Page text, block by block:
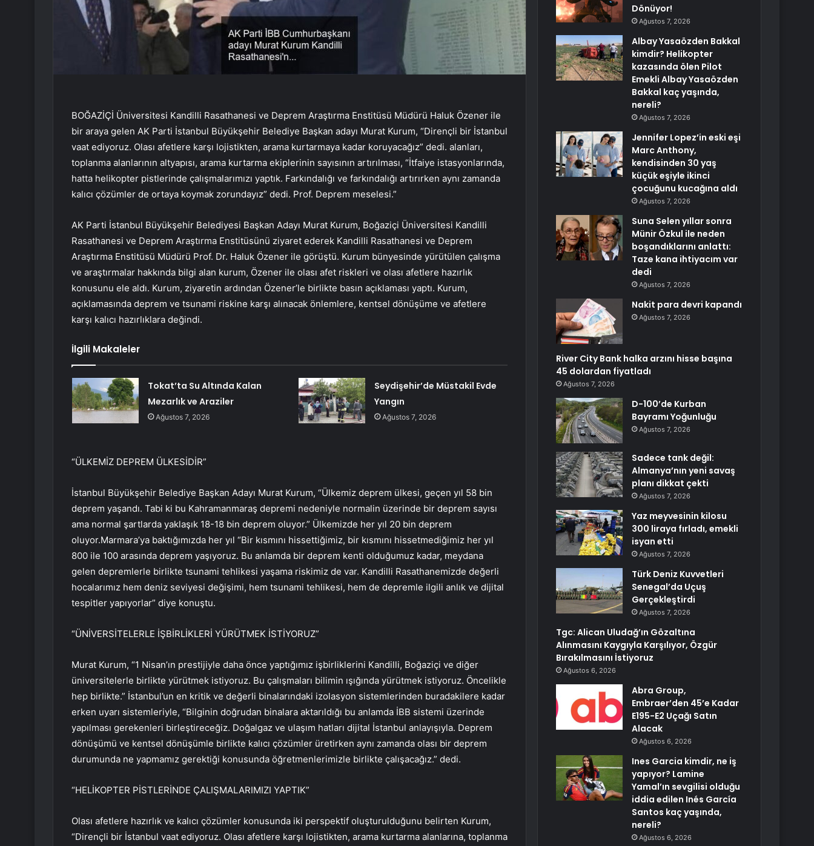
BOĞAZİÇİ Üniversitesi Kandilli Rasathanesi ve Deprem Araştırma Enstitüsü Müdürü Haluk Özener ile
bir araya gelen AK Parti İstanbul Büyükşehir Belediye Başkan adayı Murat Kurum, “Dirençli bir İstanbul
vaat ediyoruz. Olası afetlere karşı lojistikten, arama kurtarmaya kadar koruyacağız” dedi. alanları,
toplanma alanlarının altyapısı, arama kurtarma ekiplerinin sayısının artırılması, “İtfaiye istasyonlarında,
hatta helikopter pistlerinde çalışmalarımızı yaptık. Farkındalığı ve farkındalığı artırırken aynı zamanda
kalıcı çözümler de ortaya koymak zorundayız” dedi. Prof. Deprem meselesi.”
AK Parti İstanbul Büyükşehir Belediyesi Başkan Adayı Murat Kurum, Boğaziçi Üniversitesi Kandilli
Rasathanesi ve Deprem Araştırma Enstitüsünü ziyaret ederek Kandilli Rasathanesi ve Deprem
Araştırma Enstitüsü Müdürü Prof. Dr. Haluk Özener ile görüştü. Kurum bünyesinde yürütülen çalışma
ve araştırmalar hakkında bilgi alan kurum, Özener ile olası afet riskleri ve olası afetlere hazırlık
konusunu ele aldı. Kurum, ziyaretin ardından Özener’le birlikte basın açıklaması yaptı. Kurum,
açıklamasında deprem ve tsunami riskine karşı alınacak önlemlere, kentsel dönüşüme ve afetlere
karşı kalıcı hazırlıklara değindi.
İlgili Makaleler
Tokat’ta Su Altında Kalan
Mezarlık ve Araziler
Ağustos 7, 2026
Seydişehir’de Müstakil Evde
Yangın
Ağustos 7, 2026
“ÜLKEMİZ DEPREM ÜLKESİDİR”
İstanbul Büyükşehir Belediye Başkan Adayı Murat Kurum, “Ülkemiz deprem ülkesi, geçen yıl 58 bin
deprem yaşandı. Tabi ki bu Kahramanmaraş depremi nedeniyle normalin üzerinde bir deprem sayısı
ama normal şartlarda yaklaşık 18-18 bin deprem oluyor.” Ülkemizde her yıl 20 bin deprem
oluyor.Marmara’ya baktığımızda her yıl “Bir kısmını hissettiğimiz, bir kısmını hissetmediğimiz her yıl
800 ile 100 arasında deprem yaşıyoruz. Bu anlamda bir deprem kenti olduğumuz kadar, meydana
gelen depremlerle birlikte tsunami tehlikesi yaşama riskimiz de var. Kandilli Rasathanemizde değerli
hocalarımız hem deniz seviyesi değişimi, hem tsunami tehlikesi, hem de depremle ilgili anlık ve dijital
tespitler yapıyorlar” diye konuştu.
“ÜNİVERSİTELERLE İŞBİRLİKLERİ YÜRÜTMEK İSTİYORUZ”
Murat Kurum, “1 Nisan’ın prestijiyle daha önce yaptığımız işbirliklerini Kandilli, Boğaziçi ve diğer
üniversitelerle birlikte yürütmek istiyoruz. Bu çalışmaları bilimin ışığında yürütmek istiyoruz. Öncelikle
hep birlikte.” İstanbul’un en kritik ve değerli binalarındaki izolasyon sistemlerinden buradakilere kadar
erken uyarı sistemleriyle, “Bilginin doğrudan binalara aktarıldığı bu anlamda İBB sistemi üzerinde
yapılması gerekenleri birleştireceğiz. Doğalgaz ve ulaşım hatları dijital İstanbul anlayışıyla. Deprem
dönüşümü ve kentsel dönüşümle birlikte kalıcı çözümler üretirken aynı zamanda olası bir deprem
durumunda ne yapmamız gerektiği konusunda öğretmenlerimizle birlikte çalışacağız.” dedi.
“HELİKOPTER PİSTLERİNDE ÇALIŞMALARIMIZI YAPTIK”
Olası afetlere hazırlık ve kalıcı çözümler konusunda iki perspektif oluşturulduğunu belirten Kurum,
“Dirençli bir İstanbul vaat ediyoruz. Olası afetlere karşı lojistikten, arama kurtarma alanlarına, toplanma
Dönüyor!
Ağustos 7, 2026
Albay Yasaözden Bakkal
kimdir? Helikopter
kazasında ölen Pilot
Emekli Albay Yasaözden
Bakkal kaç yaşında,
nereli?
Ağustos 7, 2026
Jennifer Lopez’in eski eşi
Marc Anthony,
kendisinden 30 yaş
küçük eşiyle ikinci
çocuğunu kucağına aldı
Ağustos 7, 2026
Suna Selen yıllar sonra
Münir Özkul ile neden
boşandıklarını anlattı:
Taze kana ihtiyacım var
dedi
Ağustos 7, 2026
Nakit para devri kapandı
Ağustos 7, 2026
River City Bank halka arzını hisse başına
45 dolardan fiyatladı
Ağustos 7, 2026
D-100’de Kurban
Bayramı Yoğunluğu
Ağustos 7, 2026
Sadece tank değil:
Almanya’nın yeni savaş
planı dikkat çekti
Ağustos 7, 2026
Yaz meyvesinin kilosu
300 liraya fırladı, emekli
isyan etti
Ağustos 7, 2026
Türk Deniz Kuvvetleri
Senegal’da Uçuş
Gerçekleştirdi
Ağustos 7, 2026
Tgc: Alican Uludağ’ın Gözaltına
Alınmasını Kaygıyla Karşılıyor, Özgür
Bırakılmasını İstiyoruz
Ağustos 6, 2026
Abra Group,
Embraer’den 45’e Kadar
E195-E2 Uçağı Satın
Alacak
Ağustos 6, 2026
Ines Garcia kimdir, ne iş
yapıyor? Lamine
Yamal’ın sevgilisi olduğu
iddia edilen Inés García
Santos kaç yaşında,
nereli?
Ağustos 6, 2026